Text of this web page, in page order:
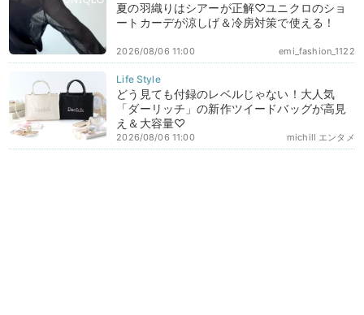
夏の羽織りはシアーが正解♡ユニクロのショ
ートカーデが涼しげ＆冷房対策で使える！
emi_fashion_1122
2026/08/06 11:00
どう見ても付録のレベルじゃない！大人気
「ダーリッチ」の新作ツイードバッグが高見
え＆大容量♡
michill エンタメ
2026/08/06 11:00